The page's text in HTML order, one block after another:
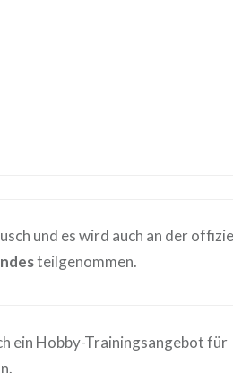
und es wird auch an der
teilgenommen.
ein Hobby-Trainingsangebot für